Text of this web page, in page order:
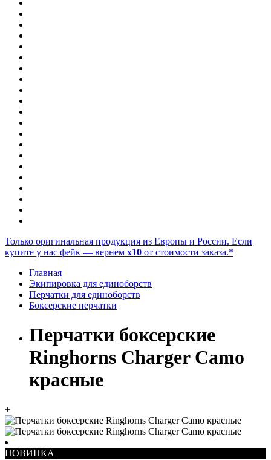
Только оригинальная продукция из Европы и России. Если
купите у нас фейк — вернем x10 от стоимости заказа.*
Главная
Экипировка для единоборств
Перчатки для единоборств
Боксерские перчатки
Перчатки боксерские
Ringhorns Charger Camo
красные
+
НОВИНКА